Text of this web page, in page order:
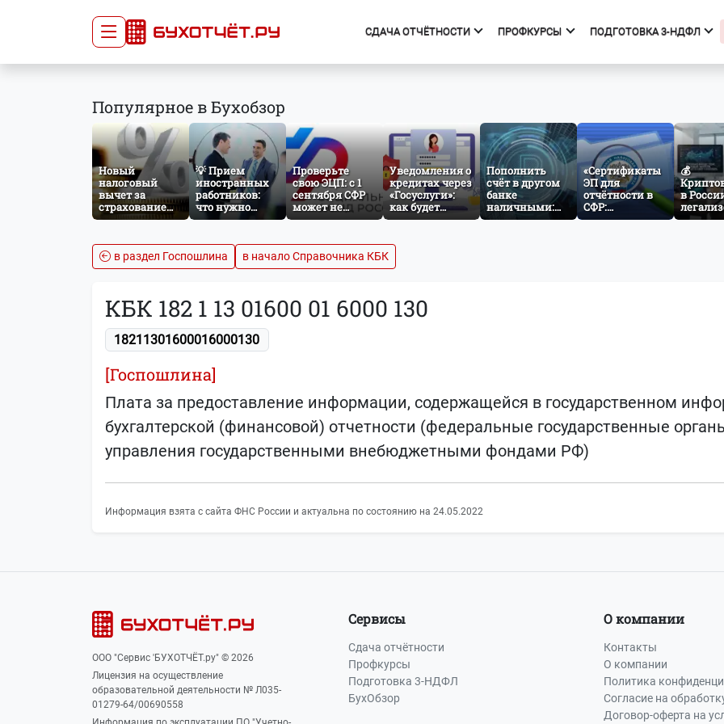
СДАЧА ОТЧЁТНОСТИ ПРОФКУРСЫ ПОДГОТОВКА 3-НДФЛ
Главная
Сдать отчёт
Тарифы
Оплата
Список курсов
Сведения об образовательной
организации
Начало
Тарифы
Получить вычет
Мастер 3-НДФЛ
Популярное в Бухобзор
Новый
налоговый
вычет за
страхование
жизни: что
сентября 2026
года
💡 Прием
иностранных
работников:
что нужно
знать
кадровику
Проверьте
свою ЭЦП: с 1
сентября СФР
может не
принять
нужного
атрибута в
сертификате
Уведомления о
кредитах через
«Госуслуги»:
как будет
работать
Пополнить
счёт в другом
банке
наличными:
как заработает
«Сертификаты
ЭП для
отчётности в
СФР:
проверяем
💰
в
что
в раздел Госпошлина
в начало Справочника КБК
КБК 182 1 13 01600 01 6000 130
18211301600016000130
[Госпошлина]
Плата за предоставление информации, содержащейся в государственном
бухгалтерской (финансовой) отчетности (федеральные государственные
управления государственными внебюджетными фондами РФ)
Информация взята с сайта ФНС России и актуальна по состоянию на 24.05.2022
ООО "Сервис 'БУХОТЧЁТ.ру" © 2026
Лицензия на осуществление
образовательной деятельности № Л035-
01279-64/00690558
Сервисы
Сдача отчётности
Профкурсы
Подготовка 3-НДФЛ
БухОбзор
О компании
Контакты
О компании
Политика
Согласие на
Договор-оферта на